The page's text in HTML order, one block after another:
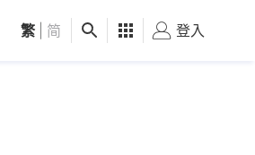
觀點 健康 好食玩飛
繁 简 登入